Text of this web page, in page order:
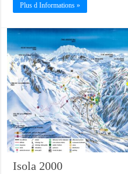
Plus d Informations »
Isola 2000